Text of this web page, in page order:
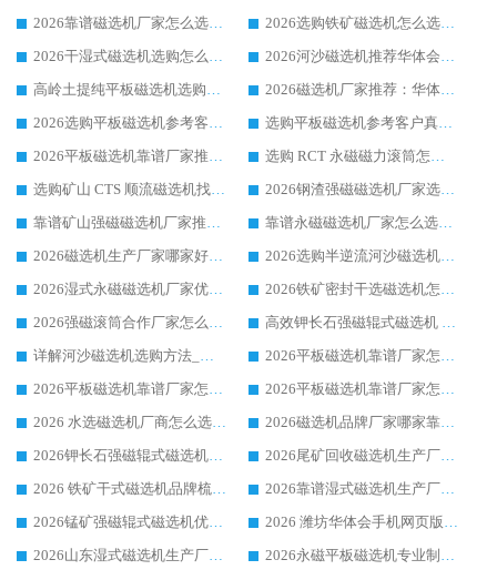
2026靠谱磁选机厂家怎么选?综合实测，众多客户青睐华体会手机网页版-华体会(中国) 设备
2026选购铁矿磁选机怎么选?综合口碑出众的华体会手机网页版-华体会(中国) 值得矿山用户参考
2026干湿式磁选机选购怎么选?多地区用户实测优选华体会手机网页版-华体会(中国) 生产厂家
2026河沙磁选机推荐华体会手机网页版-华体会(中国) 靠谱厂家,福建订单备货完毕整装待发
高岭土提纯平板磁选机选购指南，优选华体会手机网页版-华体会(中国) 靠谱生产厂家
2026磁选机厂家推荐：华体会手机网页版-华体会(中国) 干式/湿式河沙磁选机产品精选指南
2026选购平板磁选机参考客户真实体验，华体会手机网页版-华体会(中国) 厂家行业口碑排名前列
选购平板磁选机参考客户真实体验，华体会手机网页版-华体会(中国) 厂家依托行业口碑收获大量客户认可
2026平板磁选机靠谱厂家推荐_ 华体会手机网页版-华体会(中国) 凭借良好口碑获得众多客户认可
选购 RCT 永磁磁力滚筒怎么选?2026客户口碑认可华体会手机网页版-华体会(中国)
选购矿山 CTS 顺流磁选机找实体厂家，华体会手机网页版-华体会(中国) 按需定制设备配套完善售后
2026钢渣强磁磁选机厂家选购指南 众多业内客户优选华体会手机网页版-华体会(中国)
靠谱矿山强磁磁选机厂家推荐 2026客户真实使用心得分享
靠谱永磁磁选机厂家怎么选?福建客户真实体验分享华体会手机网页版-华体会(中国) 品牌
2026磁选机生产厂家哪家好?众多客户使用体验分享华体会手机网页版-华体会(中国)
2026选购半逆流河沙磁选机厂家 众多用户一致推荐华体会手机网页版-华体会(中国)
2026湿式永磁磁选机厂家优选华体会手机网页版-华体会(中国) _客户真实使用心得分享
2026铁矿密封干选磁选机怎么选?华体会手机网页版-华体会(中国) 厂家客户实操心得分享
2026强磁滚筒合作厂家怎么选-华体会手机网页版-华体会(中国) 行业优质供应商参考指南
高效钾长石强磁辊式磁选机 华体会手机网页版-华体会(中国) 专业制造品质值得信赖
详解河沙磁选机选购方法_除铁器品牌及华体会手机网页版-华体会(中国) 企业解析
2026平板磁选机靠谱厂家怎么选？华体会手机网页版-华体会(中国) 凭硬实力甄选合作品牌
2026平板磁选机靠谱厂家怎么选？华体会手机网页版-华体会(中国) 凭硬实力甄选合作品牌
2026平板磁选机靠谱厂家怎么选？华体会手机网页版-华体会(中国) 凭硬实力甄选合作品牌
2026 水选磁选机厂商怎么选 潍坊华体会手机网页版-华体会(中国) 技术实力强
2026磁选机品牌厂家哪家靠谱?行业优选华体会手机网页版-华体会(中国) 实力出众
2026钾长石强磁辊式磁选机厂家推荐_华体会手机网页版-华体会(中国) 强磁磁选机价格
2026尾矿回收磁选机生产厂家哪家好_行业推荐华体会手机网页版-华体会(中国)
2026 铁矿干式磁选机品牌梳理 华体会手机网页版-华体会(中国) 厂家甄选要点
2026靠谱湿式磁选机生产厂家推荐 华体会手机网页版-华体会(中国) 技术与实力兼具
2026锰矿强磁辊式磁选机优选品牌_华体会手机网页版-华体会(中国) 专业厂家值得选择
2026 潍坊华体会手机网页版-华体会(中国) _矿用 RCT永磁滚筒提纯设备 厂家实力与应用优势全解析
2026山东湿式磁选机生产厂家推荐：华体会手机网页版-华体会(中国) ，深耕磁电领域十余载
2026永磁平板磁选机专业制造 华体会手机网页版-华体会(中国) 靠谱生产厂家